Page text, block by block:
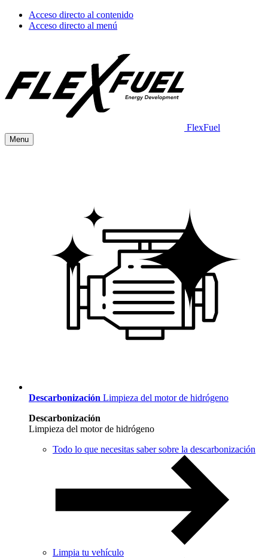
Acceso directo al contenido
Acceso directo al menú
FlexFuel
Menu
Descarbonización Limpieza del motor de hidrógeno
Descarbonización
Limpieza del motor de hidrógeno
Todo lo que necesitas saber sobre la descarbonización
Limpia tu vehículo